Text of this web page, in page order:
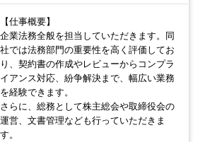
【仕事概要】
企業法務全般を担当していただきます。同
社では法務部門の重要性を高く評価してお
り、契約書の作成やレビューからコンプラ
イアンス対応、紛争解決まで、幅広い業務
を経験できます。
さらに、総務として株主総会や取締役会の
運営、文書管理なども行っていただきま
す。